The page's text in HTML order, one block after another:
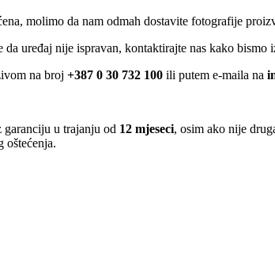
molimo da nam odmah dostavite fotografije
uređaj nije ispravan, kontaktirajte nas kako bismo
na broj +387 0 30 732 100 ili putem e-maila na
garanciju u trajanju od 12 mjeseci, osim ako nije
oštećenja.